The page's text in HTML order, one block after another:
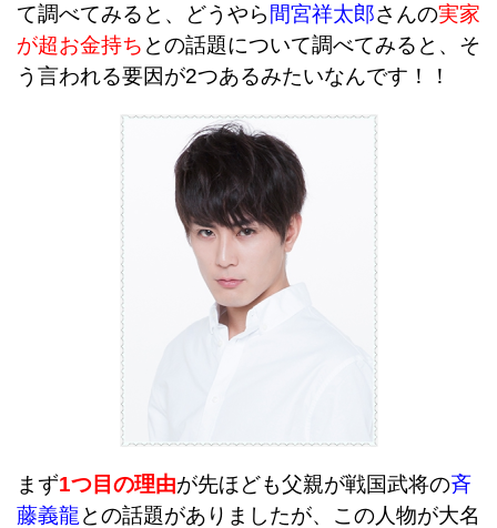
て調べてみると、どうやら間宮祥太郎さんの実家
が超お金持ち との話題について調べてみると、そ
う言われる要因が2つあるみたいなんです！！
まず1つ目の理由が先ほども父親が戦国武将の斉
藤義龍との話題がありましたが、この人物が大名